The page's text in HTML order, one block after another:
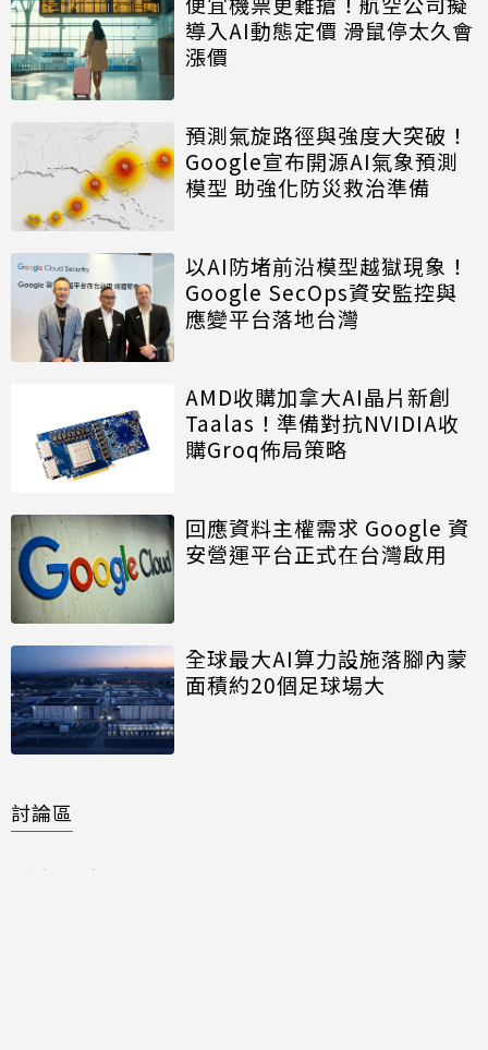
導入AI動態定價 滑鼠停太久會
漲價
預測氣旋路徑與強度大突破！
Google宣布開源AI氣象預測
模型 助強化防災救治準備
以AI防堵前沿模型越獄現象！
Google SecOps資安監控與
應變平台落地台灣
AMD收購加拿大AI晶片新創
Taalas！準備對抗NVIDIA收
購Groq佈局策略
回應資料主權需求 Google 資
安營運平台正式在台灣啟用
全球最大AI算力設施落腳內蒙
面積約20個足球場大
討論區
共有 則留言